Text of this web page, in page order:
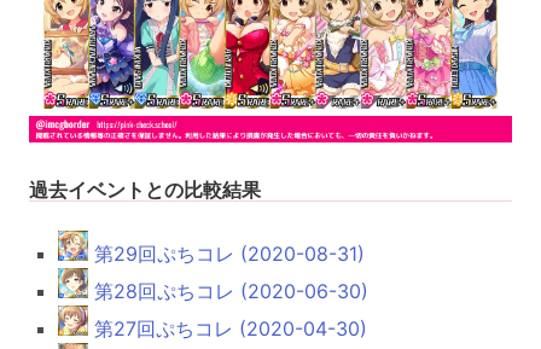
過去イベントとの比較結果
第29回ぷちコレ (2020-08-31)
第28回ぷちコレ (2020-06-30)
第27回ぷちコレ (2020-04-30)